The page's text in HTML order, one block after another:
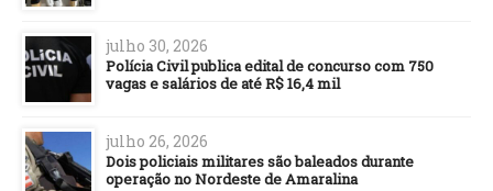
julho 30, 2026
Polícia Civil publica edital de concurso com 750
vagas e salários de até R$ 16,4 mil
julho 26, 2026
Dois policiais militares são baleados durante
operação no Nordeste de Amaralina